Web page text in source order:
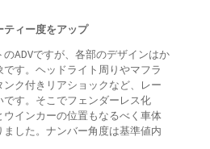
ティー度をアップ
ADVですが、各部のデザインはか
す。ヘッドライト周りやマフラ
ク付きリアショックなど、レー
す。そこでフェンダーレス化
ウインカーの位置もなるべく車体
した。ナンバー角度は基準値内